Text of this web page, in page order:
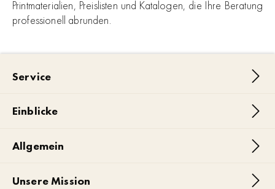
Printmaterialien, Preislisten und Katalogen, die Ihre Beratung
professionell abrunden.
Service
Einblicke
Allgemein
Unsere Mission